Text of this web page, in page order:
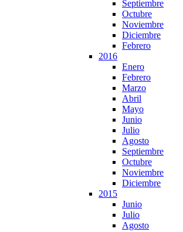
Septiembre
Octubre
Noviembre
Diciembre
Febrero
2016
Enero
Febrero
Marzo
Abril
Mayo
Junio
Julio
Agosto
Septiembre
Octubre
Noviembre
Diciembre
2015
Junio
Julio
Agosto